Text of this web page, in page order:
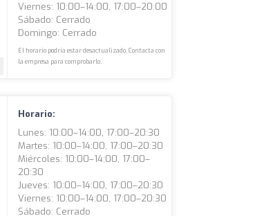
Viernes: 10:00–14:00, 17:00–20:00
Sábado: Cerrado
Domingo: Cerrado
El horario podría estar desactualizado. Contacta con
la empresa para comprobarlo.
Horario:
Lunes: 10:00–14:00, 17:00–20:30
Martes: 10:00–14:00, 17:00–20:30
Miércoles: 10:00–14:00, 17:00–
20:30
Jueves: 10:00–14:00, 17:00–20:30
Viernes: 10:00–14:00, 17:00–20:30
Sábado: Cerrado